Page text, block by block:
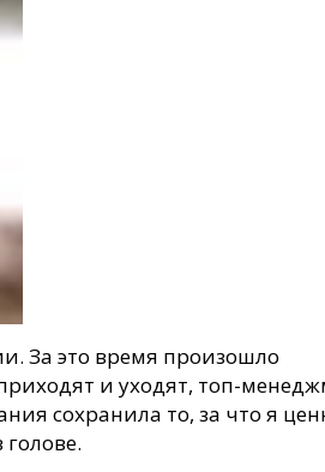
За это время произошло
и уходят, топ-
сохранила то, за что я